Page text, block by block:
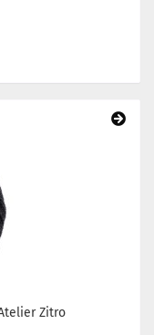
Zitro